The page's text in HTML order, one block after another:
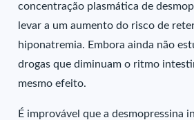
concentração plasmática de
levar a um aumento do risco de
hiponatremia. Embora ainda não
drogas que diminuam o ritmo
mesmo efeito.
É improvável que a desmopressina